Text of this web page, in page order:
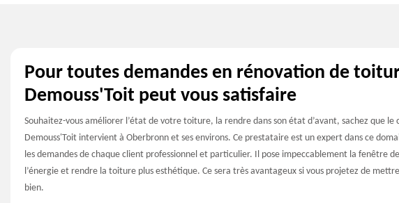
Pour toutes demandes en rénovation de
Demouss'Toit peut vous satisfaire
Souhaitez-vous améliorer l’état de votre toiture, la rendre dans son état d’avant, sachez que
Demouss'Toit intervient à Oberbronn et ses environs. Ce prestataire est un expert dans ce
les demandes de chaque client professionnel et particulier. Il pose impeccablement la fenêtre
l’énergie et rendre la toiture plus esthétique. Ce sera très avantageux si vous projetez de
bien.